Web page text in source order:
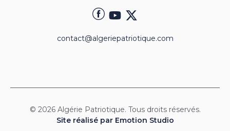
contact@algeriepatriotique.com
© 2026 Algérie Patriotique. Tous droits réservés.
Site réalisé par Emotion Studio